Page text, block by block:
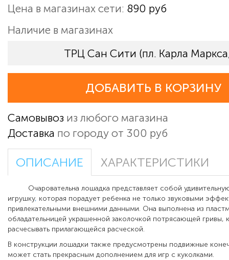
Цена в магазинах сети: 890 руб
Наличие в магазинах
ТРЦ Сан Сити (пл. Карла
ДОБАВИТЬ В КОРЗИНУ
Самовывоз из любого магазина
Доставка по городу от 300 руб
ОПИСАНИЕ ХАРАКТЕРИСТИКИ
Очаровательна лошадка представляет собой
игрушку, которая порадует ребенка не только звуковыми
привлекательными внешними данными. Она выполнена из
обладательницей украшенной заколочкой потрясающей
расчесывать прилагающейся расческой.
В конструкции лошадки также предусмотрены подвижные
может стать прекрасным дополнением для игр с куколками.